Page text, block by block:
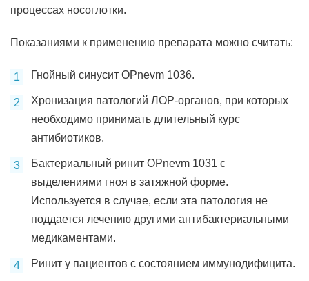
процессах носоглотки.
Показаниями к применению препарата можно считать:
Гнойный синусит OPnevm 1036.
Хронизация патологий ЛОР-органов, при которых
необходимо принимать длительный курс
антибиотиков.
Бактериальный ринит OPnevm 1031 с
выделениями гноя в затяжной форме.
Используется в случае, если эта патология не
поддается лечению другими антибактериальными
медикаментами.
Ринит у пациентов с состоянием иммунодифицита.